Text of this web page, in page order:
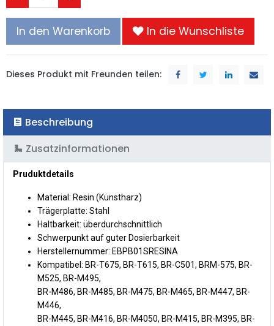
In den Warenkorb In die Wunschliste
Dieses Produkt mit Freunden teilen:
Beschreibung
Zusatzinformationen
Pruduktdetails
Material: Resin (Kunstharz)
Trägerplatte: Stahl
Haltbarkeit: überdurchschnittlich
Schwerpunkt auf guter Dosierbarkeit
Herstellernummer: EBPB01SRESINA
Kompatibel: BR-T675, BR-T615, BR-C501, BRM-575, BR-
M525, BR-M495,
BR-M486, BR-M485, BR-M475, BR-M465, BR-M447, BR-
M446,
BR-M445, BR-M416, BR-M4050, BR-M415, BR-M395, BR-